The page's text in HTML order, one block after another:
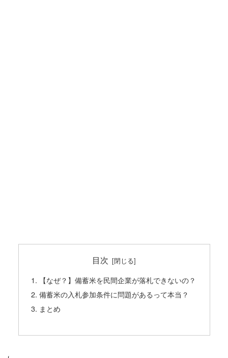
目次
【なぜ？】備蓄米を民間企業が落札できないの？
備蓄米の入札参加条件に問題があるって本当？
まとめ